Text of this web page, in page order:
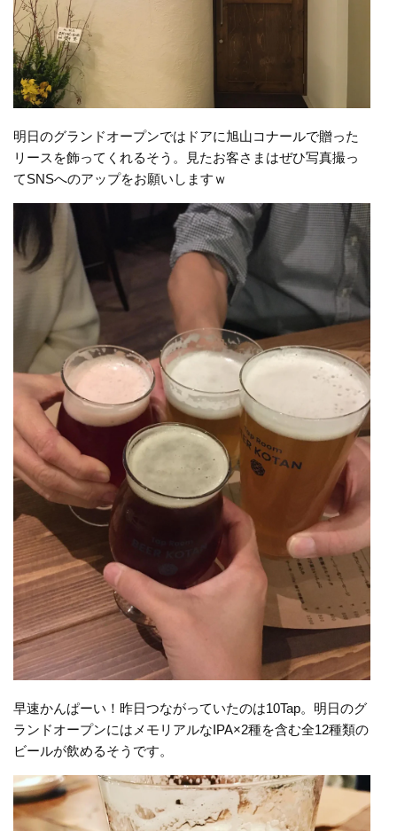
明日のグランドオープンではドアに旭山コナールで贈った
リースを飾ってくれるそう。見たお客さまはぜひ写真撮っ
てSNSへのアップをお願いしますｗ
早速かんぱーい！昨日つながっていたのは10Tap。明日のグ
ランドオープンにはメモリアルなIPA×2種を含む全12種類の
ビールが飲めるそうです。